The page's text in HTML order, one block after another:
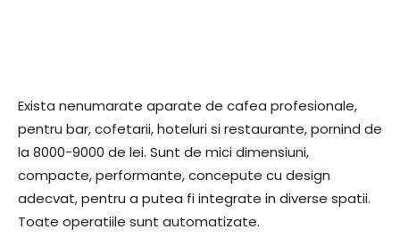
Exista nenumarate aparate de cafea profesionale,
pentru bar, cofetarii, hoteluri si restaurante, pornind de
la 8000-9000 de lei. Sunt de mici dimensiuni,
compacte, performante, concepute cu design
adecvat, pentru a putea fi integrate in diverse spatii.
Toate operatiile sunt automatizate.